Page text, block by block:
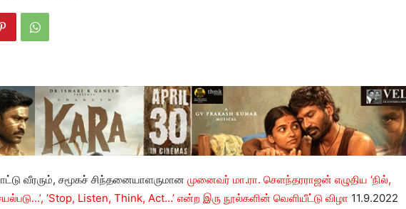
வீரரும், சமூகச் சிந்தனையாளருமான முனைவர் மா.ரா. செளந்தரராஜன் எழுதிய ‘நில்,
‘Stop, Listen, Think, Act…’ என்ற இரு நூல்களின் வெளியீட்டு விழா 11.9.2022